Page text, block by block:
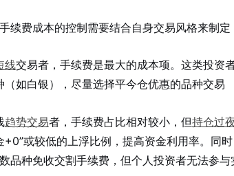
续费成本的控制需要结合自身交易风格来制定
线交易者，手续费是最大的成本项。这类投资
（如白银），尽量选择平今仓优惠的品种交易
趋势交易者，手续费占比相对较小，但持仓过
+0”或较低的上浮比例，提高资金利用率。同
品种免收交割手续费，但个人投资者无法参与